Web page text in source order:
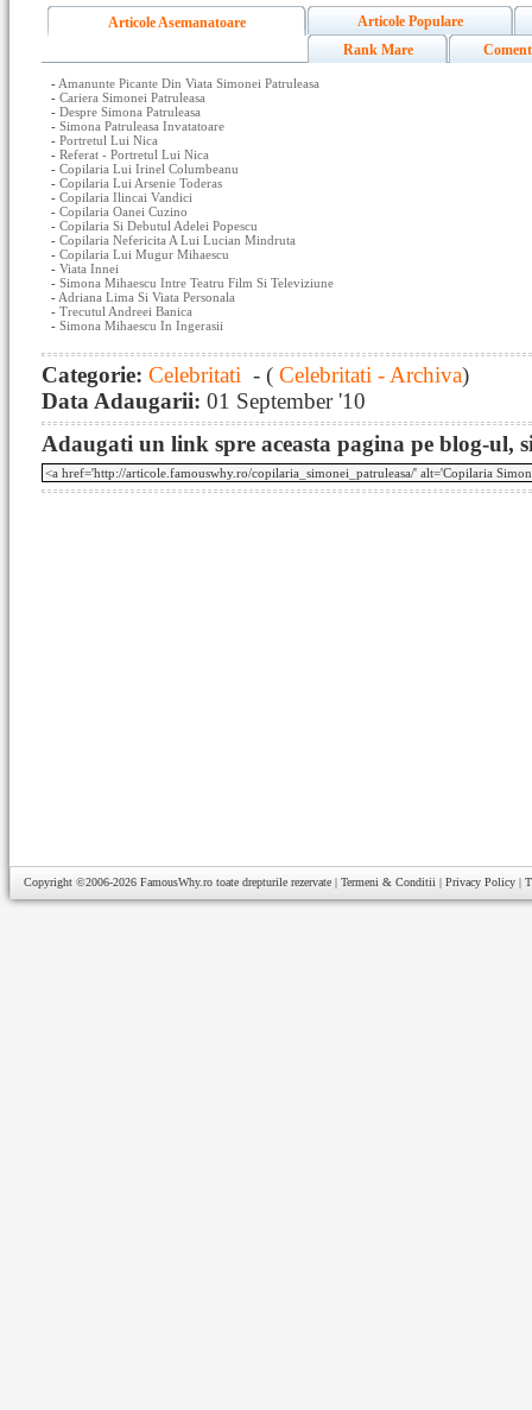
Articole Asemanatoare
Articole Populare
Rank Mare
- Amanunte Picante Din Viata Simonei Patruleasa
- Cariera Simonei Patruleasa
- Despre Simona Patruleasa
- Simona Patruleasa Invatatoare
- Portretul Lui Nica
- Referat - Portretul Lui Nica
- Copilaria Lui Irinel Columbeanu
- Copilaria Lui Arsenie Toderas
- Copilaria Ilincai Vandici
- Copilaria Oanei Cuzino
- Copilaria Si Debutul Adelei Popescu
- Copilaria Nefericita A Lui Lucian Mindruta
- Copilaria Lui Mugur Mihaescu
- Viata Innei
- Simona Mihaescu Intre Teatru Film Si Televiziune
- Adriana Lima Si Viata Personala
- Trecutul Andreei Banica
- Simona Mihaescu In Ingerasii
Categorie: Celebritati - ( Celebritati - Archiva)
Data Adaugarii: 01 September '10
Adaugati un link spre aceasta pagina pe blog-ul,
Copyright ©2006-2026 FamousWhy.ro toate drepturile rezervate | Termeni & Conditii | Privacy Policy |